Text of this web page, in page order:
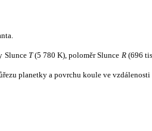
Slunce T(5 780 K), poloměr Slunce R(696
planetky a povrchu koule ve